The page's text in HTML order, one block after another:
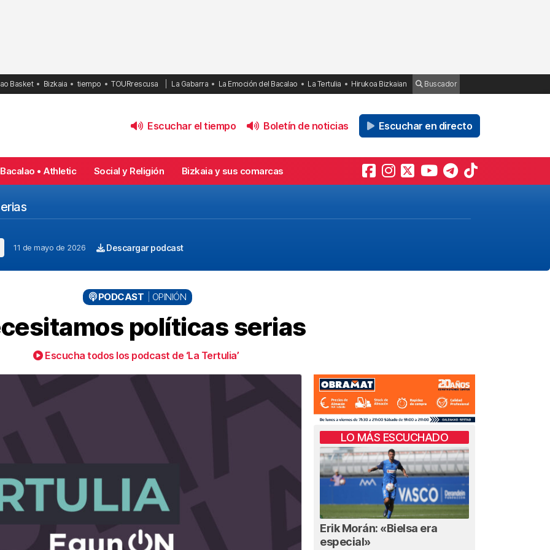
Basket Bizkaia tiempo TOURrescusa La Gabarra La Emoción del Bacalao La Tertulia Hirukoa Bizkaian Buscador
Escuchar el tiempo Boletín de noticias Escuchar en directo
Bacalao • Athletic Social y Religión Bizkaia y sus comarcas
11 de mayo de 2026 Descargar podcast
PODCAST OPINIÓN
políticas serias
Escucha todos los podcast de ‘La Tertulia’
LO MÁS ESCUCHADO
Erik Morán: «Bielsa era
especial»